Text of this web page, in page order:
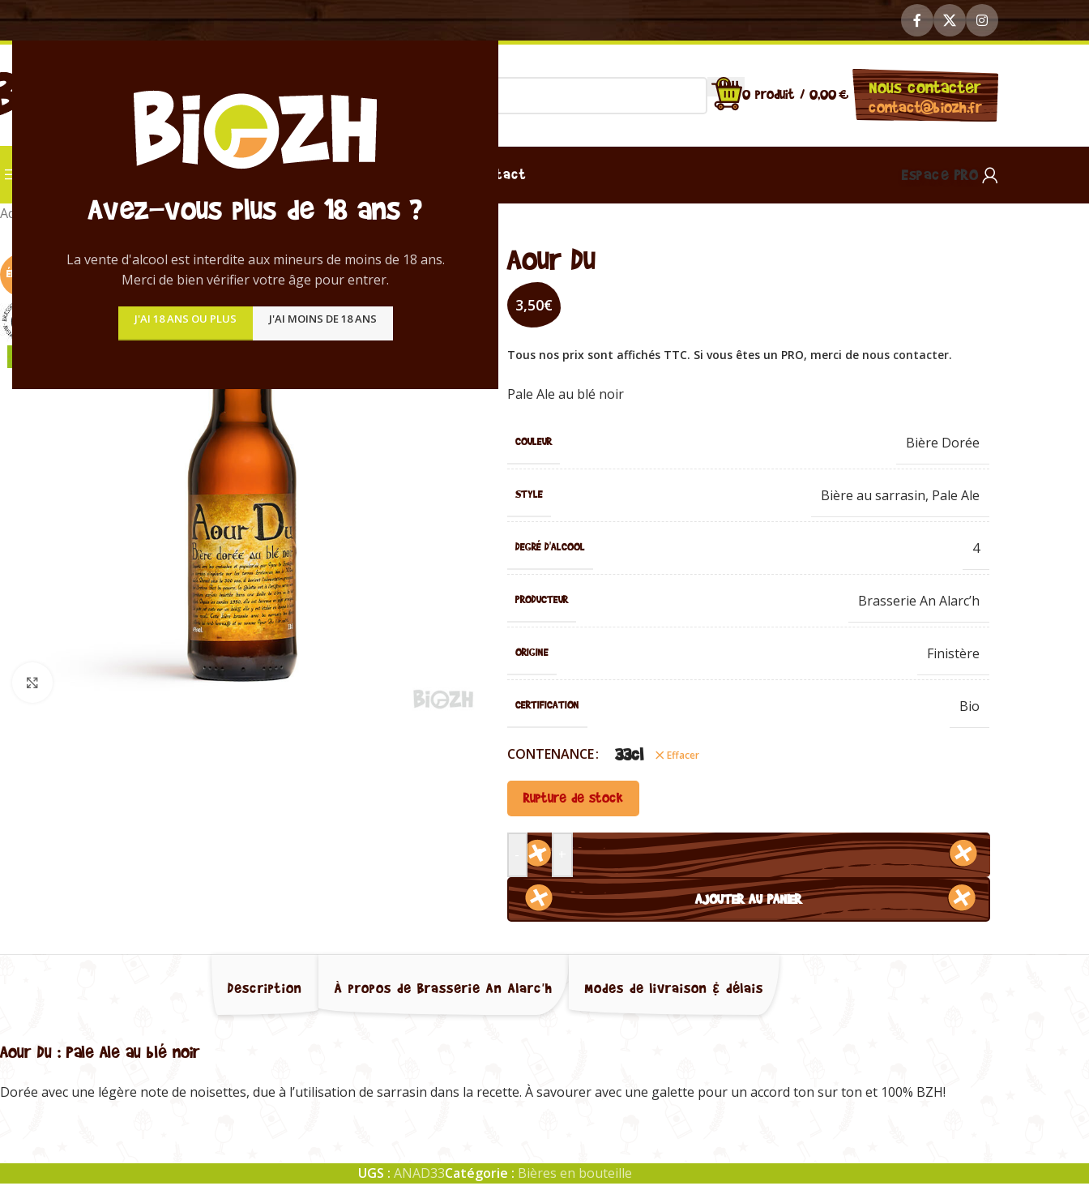
Avez-vous plus de 18 ans ?
La vente d'alcool est interdite aux mineurs de moins de 18 ans.
Merci de bien vérifier votre âge pour entrer.
J'AI 18 ANS OU PLUS J'AI MOINS DE 18 ANS
0 produit / 0,00€ Nous contacter
contact@biozh.fr
Location tirage pression Contact Espace PRO
Accueil Bières en bouteille/Aour Du
ÉPUISÉ !
Cliquez pour agrandir
Aour Du
3,50€
Tous nos prix sont affichés TTC. Si vous êtes un PRO, merci de nous contacter.
Pale Ale au blé noir
COULEUR Bière Dorée
STYLE Bière au sarrasin, Pale Ale
DEGRÉ D'ALCOOL 4
PRODUCTEUR Brasserie An Alarc’h
ORIGINE Finistère
CERTIFICATION Bio
CONTENANCE 33cl Effacer
Rupture de stock
AJOUTER AU PANIER
Description À propos de Brasserie An Alarc'h Modes de livraison & délais
Aour Du : Pale Ale au blé noir
Dorée avec une légère note de noisettes, due à l’utilisation de sarrasin dans la recette. À savourer avec une galette pour un accord ton sur ton et 100% BZH!
UGS : ANAD33Catégorie : Bières en bouteille